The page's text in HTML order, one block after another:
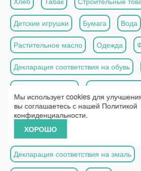
Детские игрушки Бумага Вода
Растительное масло Одежда
Декларация соответствия на обувь
Стеклопакеты Декларация на
Овощи Пищевое оборудование
Декларация соответствия на эмаль
Мы использует cookies для
вы соглашаетесь с нашей Политикой
конфиденциальности.
ХОРОШО